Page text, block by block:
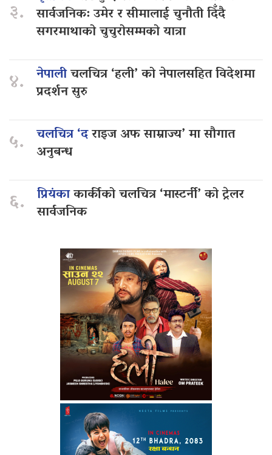
३. सार्वजनिक: उमेर र सीमालाई चुनौती दिँदै
सगरमाथाको चुचुरोसम्मको यात्रा
४. नेपालीचलचित्र ‘हली’ को नेपालसहित विदेशमा
प्रदर्शन सुरु
५. चलचित्र ‘दराइज अफ साम्राज्य’ मा सौगात
अनुबन्ध
६. प्रियंकाकार्कीको चलचित्र ‘मास्टर्नी’ को ट्रेलर
सार्वजनिक